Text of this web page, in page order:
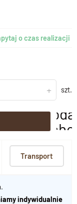
o czas realizacji
+ szt.
Transport
.
indywidualnie